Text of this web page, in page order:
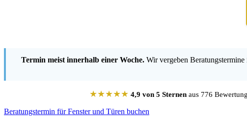
Termin meist innerhalb einer Woche.Wir vergeben Beratungstermine
★★★★★ 4,9 von 5 Sternen aus 776
Beratungstermin für Fenster und Türen buchen